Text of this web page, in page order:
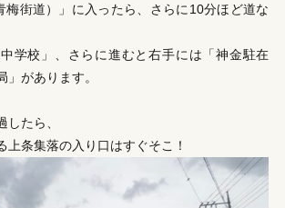
梅街道）」に入ったら、さらに10分ほど道な
学校」、さらに進むと右手には「神金駐在
」があります。
したら、
上条集落の入り口はすぐそこ！